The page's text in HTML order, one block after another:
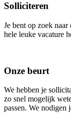
Solliciteren
Je bent op zoek
hele leuke vacature
Onze beurt
We hebben je
zo snel mogelijk
passen. We nodigen